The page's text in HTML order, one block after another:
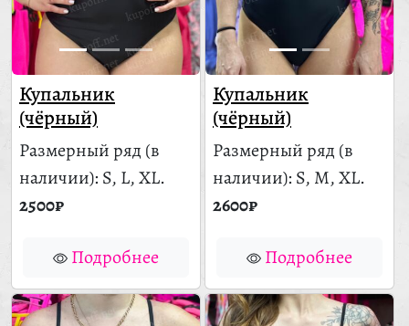
Купальник
(чёрный)
Размерный ряд (в
наличии): S, L, XL.
2500₽
Подробнее
Купальник
(чёрный)
Размерный ряд (в
наличии): S, M, XL.
2600₽
Подробнее